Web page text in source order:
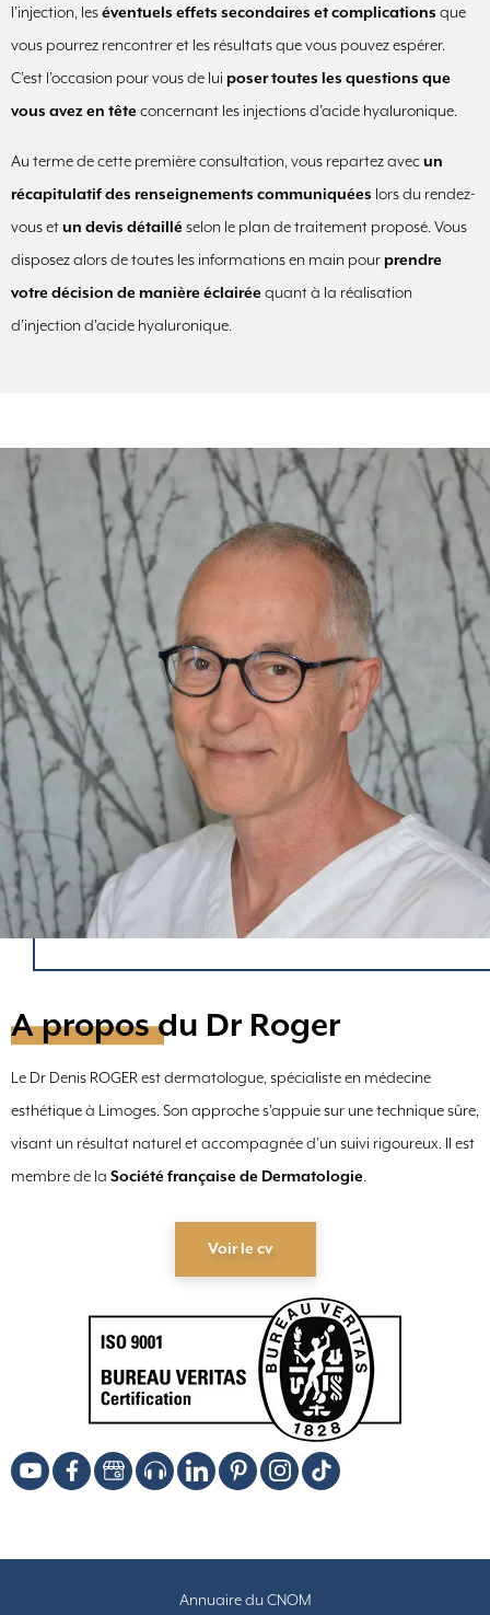
l’injection, leséventuels effets secondaires et complications que
vous pourrez rencontrer et les résultats que vous pouvez espérer.
C’est l’occasion pour vous de lui poser toutes les questions que
vous avez en tête concernant les injections d’acide hyaluronique.
Au terme de cette première consultation, vous repartez avecun
récapitulatif des renseignements communiquées lors du rendez-
vous etun devis détaillé selon le plan de traitement proposé. Vous
disposez alors de toutes les informations en main pour prendre
votre décision de manière éclairée quant à la réalisation
d’injection d’acide hyaluronique.
A propos du Dr Roger
Le Dr Denis ROGER est dermatologue, spécialiste en médecine
esthétique à Limoges. Son approche s’appuie sur une technique sûre,
visant un résultat naturel et accompagnée d’un suivi rigoureux. Il est
membre de la Société française de Dermatologie.
Voir le cv
Annuaire du CNOM